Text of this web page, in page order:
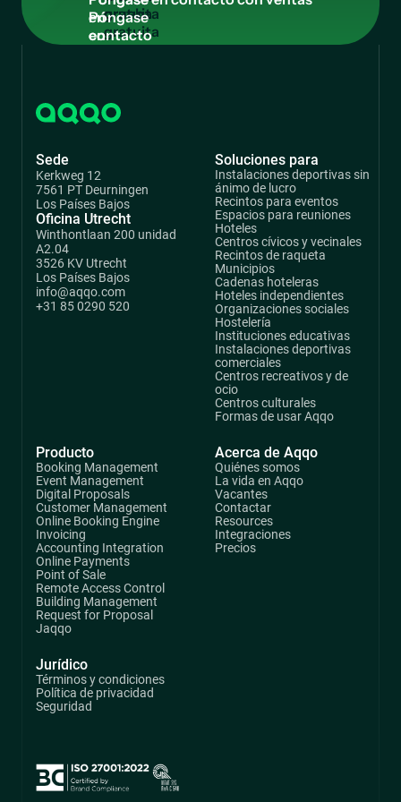
gratuita
en
contacto
Sede
Kerkweg 12
7561 PT Deurningen
Los Países Bajos
Oficina Utrecht
Winthontlaan 200 unidad
A2.04
3526 KV Utrecht
Los Países Bajos
info@aqqo.com
+31 85 0290 520
Producto
Booking Management
Event Management
Digital Proposals
Customer Management
Online Booking Engine
Invoicing
Accounting Integration
Online Payments
Point of Sale
Remote Access Control
Building Management
Request for Proposal
Jaqqo
Soluciones para
Instalaciones deportivas sin
ánimo de lucro
Recintos para eventos
Espacios para reuniones
Hoteles
Centros cívicos y vecinales
Recintos de raqueta
Municipios
Cadenas hoteleras
Hoteles independientes
Organizaciones sociales
Hostelería
Instituciones educativas
Instalaciones deportivas
comerciales
Centros recreativos y de
ocio
Centros culturales
Formas de usar Aqqo
Acerca de Aqqo
Quiénes somos
La vida en Aqqo
Vacantes
Contactar
Resources
Integraciones
Precios
Jurídico
Términos y condiciones
Política de privacidad
Seguridad